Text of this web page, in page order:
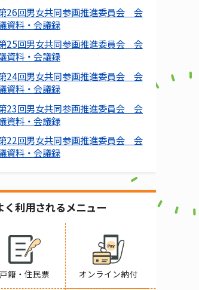
26回男女共同参画推進委員会 会
資料・会議録
25回男女共同参画推進委員会 会
資料・会議録
24回男女共同参画推進委員会 会
資料・会議録
23回男女共同参画推進委員会 会
資料・会議録
22回男女共同参画推進委員会 会
資料・会議録
く利用されるメニュー
戸籍・住民票 オンライン納付